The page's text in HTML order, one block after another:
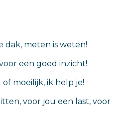
dak, meten is weten!
een goed inzicht!
moeilijk, ik help je!
voor jou een last, voor